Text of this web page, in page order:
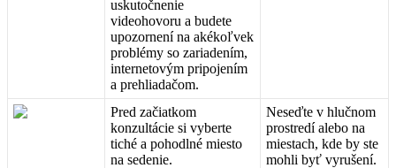
uskutočnenie
videohovoru a budete
upozornení na akékoľvek
problémy so zariadením,
internetovým pripojením
a prehliadačom.
Pred začiatkom
konzultácie si vyberte
tiché a pohodlné miesto
na sedenie.
Neseďte v hlučnom
prostredí alebo na
miestach, kde by ste
mohli byť vyrušení.